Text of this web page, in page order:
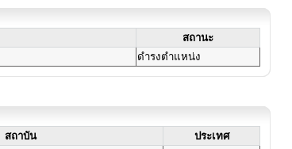
สถานะ
ดำรงตำแหน่ง
สถาบัน
ประเทศ